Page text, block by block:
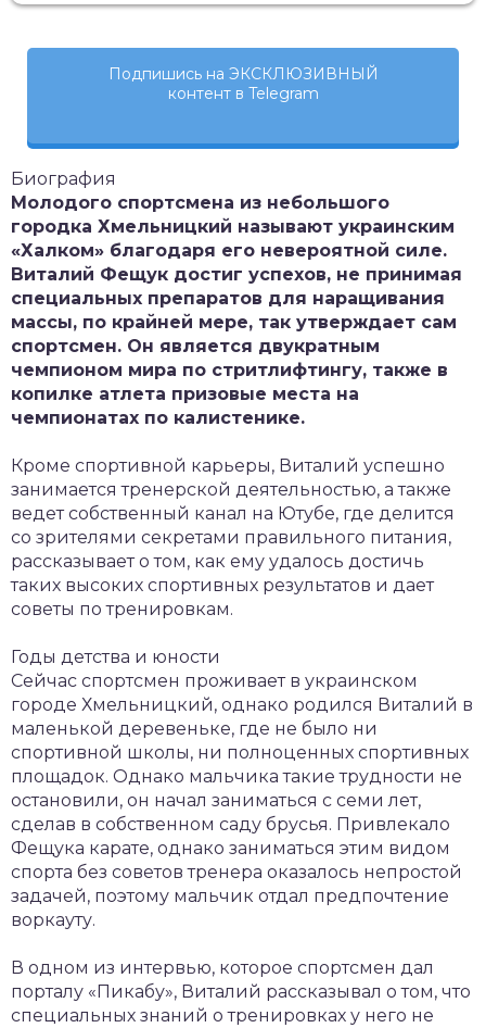
Подпишись на ЭКСКЛЮЗИВНЫЙ
контент в Telegram
Биография
Молодого спортсмена из небольшого
городка Хмельницкий называют украинским
«Халком» благодаря его невероятной силе.
Виталий Фещук достиг успехов, не принимая
специальных препаратов для наращивания
массы, по крайней мере, так утверждает сам
спортсмен. Он является двукратным
чемпионом мира по стритлифтингу, также в
копилке атлета призовые места на
чемпионатах по калистенике.
Кроме спортивной карьеры, Виталий успешно
занимается тренерской деятельностью, а также
ведет собственный канал на Ютубе, где делится
со зрителями секретами правильного питания,
рассказывает о том, как ему удалось достичь
таких высоких спортивных результатов и дает
советы по тренировкам.
Годы детства и юности
Сейчас спортсмен проживает в украинском
городе Хмельницкий, однако родился Виталий в
маленькой деревеньке, где не было ни
спортивной школы, ни полноценных спортивных
площадок. Однако мальчика такие трудности не
остановили, он начал заниматься с семи лет,
сделав в собственном саду брусья. Привлекало
Фещука карате, однако заниматься этим видом
спорта без советов тренера оказалось непростой
задачей, поэтому мальчик отдал предпочтение
воркауту.
В одном из интервью, которое спортсмен дал
порталу «Пикабу», Виталий рассказывал о том, что
специальных знаний о тренировках у него не